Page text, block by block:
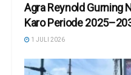
Agra Reynold Gurning
Karo Periode
1 JULI 2026